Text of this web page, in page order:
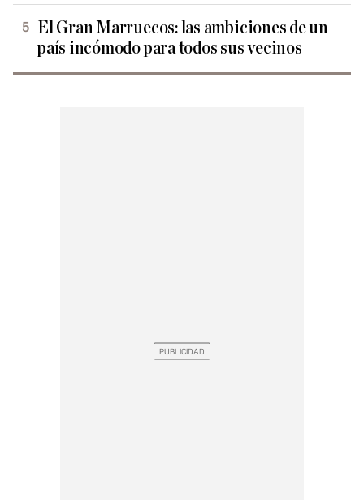
El Gran Marruecos: las ambiciones de un
país incómodo para todos sus vecinos